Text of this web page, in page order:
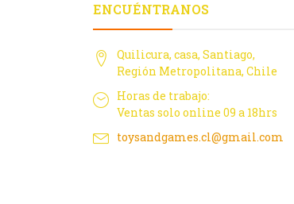
ENCUÉNTRANOS
Quilicura, casa, Santiago,
Región Metropolitana, Chile
Horas de trabajo:
Ventas solo online 09 a 18hrs
toysandgames.cl@gmail.com